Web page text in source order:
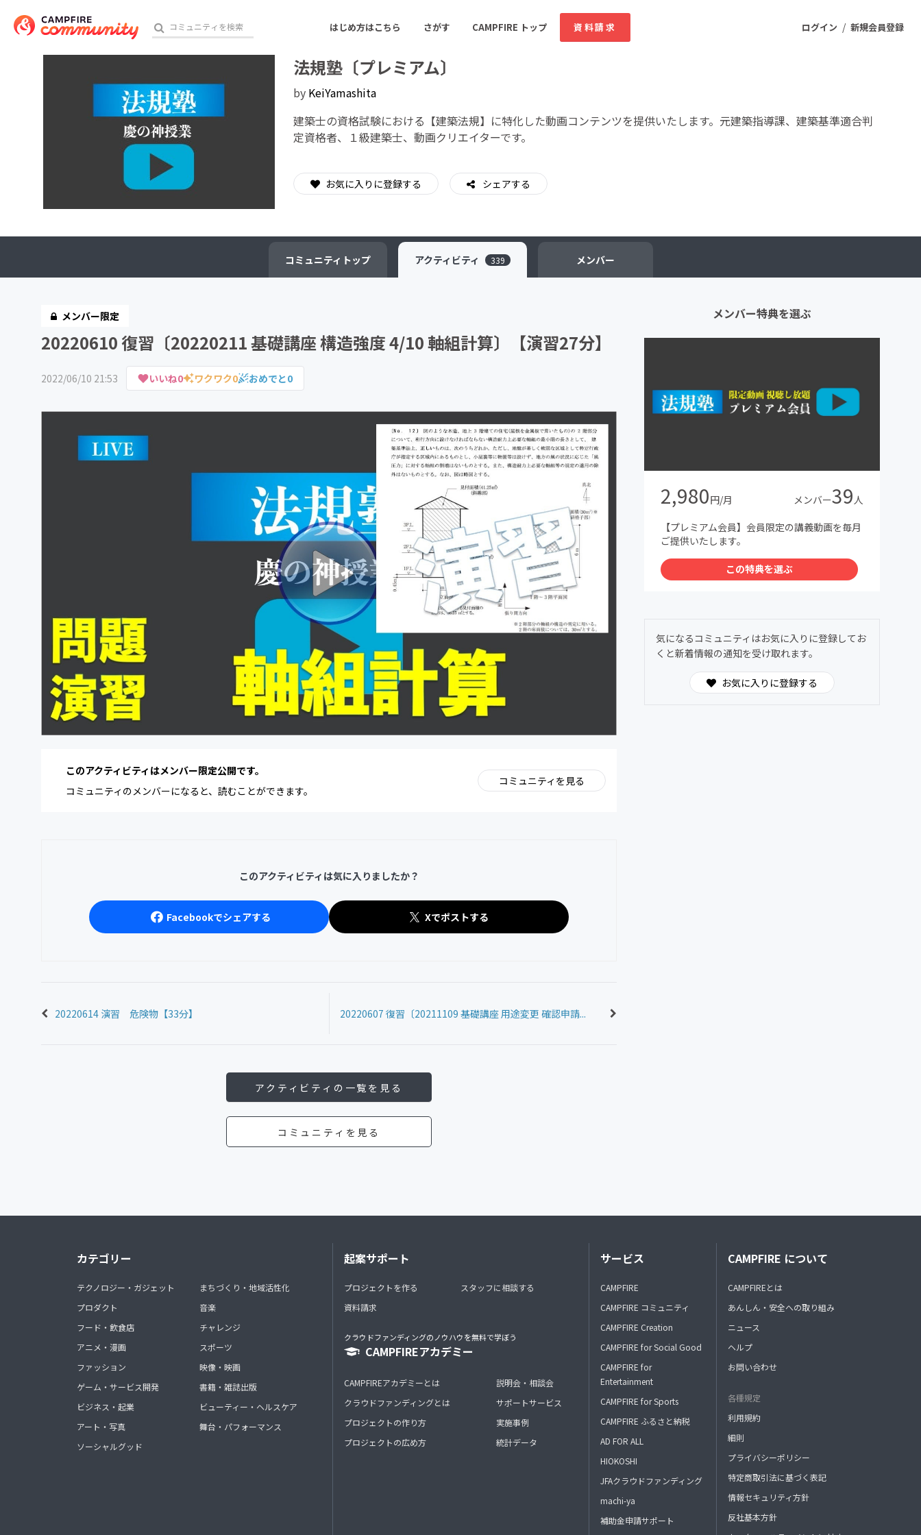
ログイン / 新規会員登録
はじめ方はこちら さがす CAMPFIRE トップ 資料請求
おすすめのコミュニティ 人気のコミュニティ 新着のコミュニティ
アート・写真
テクノロジー・ガジェット
ゲーム・サービス開発 フード・飲食店
ソーシャルグッド ビューティー・ヘルスケア
チャレンジ
法規塾〔プレミアム〕
by KeiYamashita
建築士の資格試験における【建築法規】に特化した動画コンテンツを提供いたします。元建築指導課、建築基準適合判
定資格者、１級建築士、動画クリエイターです。
お気に入りに登録する シェアする
コミュニティ トップ アクティビティ 339 メンバー
メンバー限定
20220610 復習〔20220211 基礎講座 構造強度 4/10 軸組計算〕【演習27分】
2022/06/10 21:53 いいね0 ワクワク0 おめでと0
このアクティビティはメンバー限定公開です。
コミュニティのメンバーになると、読むことができます。
コミュニティを見る
このアクティビティは気に入りましたか？
Facebookでシェアする Xでポストする
20220614 演習 危険物【33分】 20220607 復習〔20211109 基礎講座 用途変更 確認申請...
アクティビティの一覧を見る
コミュニティを見る
メンバー特典を選ぶ
2,980円/月 メンバー39 人
【プレミアム会員】会員限定の講義動画を毎月
ご提供いたします。
この特典を選ぶ
気になるコミュニティはお気に入りに登録してお
くと新着情報の通知を受け取れます。
お気に入りに登録する
カテゴリー
テクノロジー・ガジェット
プロダクト
フード・飲食店
アニメ・漫画
ファッション
ゲーム・サービス開発
ビジネス・起業
アート・写真
ソーシャルグッド
まちづくり・地域活性化
音楽
チャレンジ
スポーツ
映像・映画
書籍・雑誌出版
ビューティー・ヘルスケア
舞台・パフォーマンス
起案サポート
プロジェクトを作る
資料請求
スタッフに相談する
クラウドファンディングのノウハウを無料で学ぼう
CAMPFIREアカデミー
CAMPFIREアカデミーとは
クラウドファンディングとは
プロジェクトの作り方
プロジェクトの広め方
説明会・相談会
サポートサービス
実施事例
統計データ
サービス
CAMPFIRE
CAMPFIRE コミュニティ
CAMPFIRE Creation
CAMPFIRE for Social Good
CAMPFIRE for
Entertainment
CAMPFIRE for Sports
CAMPFIRE ふるさと納税
AD FOR ALL
HIOKOSHI
JFAクラウドファンディング
machi-ya
補助金申請サポート
CAMPFIRE について
CAMPFIREとは
あんしん・安全への取り組み
ニュース
ヘルプ
お問い合わせ
各種規定
利用規約
細則
プライバシーポリシー
特定商取引法に基づく表記
情報セキュリティ方針
反社基本方針